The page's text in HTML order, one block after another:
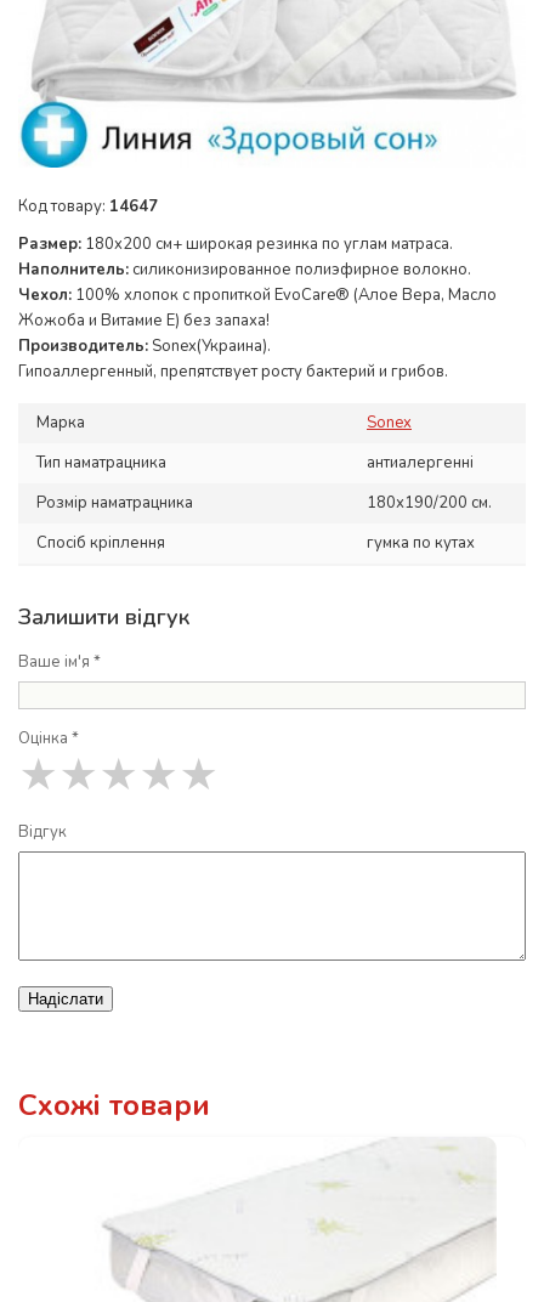
Код товару: 14647
Размер: 180x200 см+ широкая резинка по углам матраса.
Наполнитель: силиконизированное полиэфирное волокно.
Чехол: 100% хлопок с пропиткой EvoCare® (Алое Вера, Масло
Жожоба и Витамие Е) без запаха!
Производитель: Sonex(Украина).
Гипоаллергенный, препятствует росту бактерий и грибов.
Марка
Sonex
Тип наматрацника
антиалергенні
Розмір наматрацника
180х190/200 см.
Спосіб кріплення
гумка по кутах
Залишити відгук
Ваше ім'я *
Оцінка *
★
★
★
★
★
Відгук
Надіслати
Схожі товари